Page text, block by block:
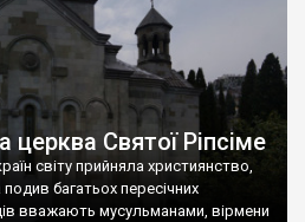
церква Святої Ріпсіме
світу прийняла християнство,
багатьох пересічних
вважають мусульманами, вірмени